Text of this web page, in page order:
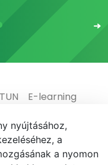
E-learning
Igazgatóság
nyújtásához,
a
a nyomon